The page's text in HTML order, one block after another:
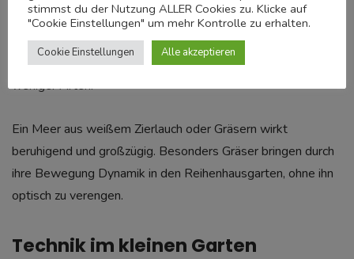
Anstatt eines bunten Durcheinanders setzt man bei der
Gestaltung kleiner Gärten heute oft auf Massenpflanzungen
weniger Arten.
Ein Meer aus weißem Zierlauch oder Gräsern wirkt
beruhigend und großzügig. Besonders Gräser bringen durch
ihre Bewegung Dynamik in den Reihenhausgarten, ohne ihn
optisch zu verengen.
Technik im kleinen Garten
stimmst du der Nutzung ALLER Cookies zu. Klicke auf
"Cookie Einstellungen" um mehr Kontrolle zu erhalten.
Cookie Einstellungen Alle akzeptieren